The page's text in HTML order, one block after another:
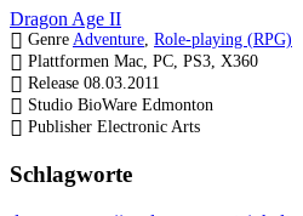
Dragon Age II
Genre Adventure Role-playing (RPG)
Plattformen Mac, PC, PS3, X360
Release 08.03.2011
Studio BioWare Edmonton
Publisher Electronic Arts
Schlagworte